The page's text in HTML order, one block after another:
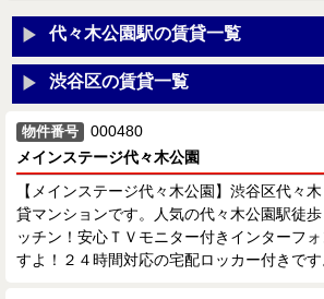
代々木公園駅の賃貸一覧
渋谷区の賃貸一覧
物件番号
000480
メインステージ代々木公園
【メインステージ代々木公園】渋谷区代々
貸マンションです。人気の代々木公園駅徒
ッチン！安心ＴＶモニター付きインターフ
すよ！２４時間対応の宅配ロッカー付きです